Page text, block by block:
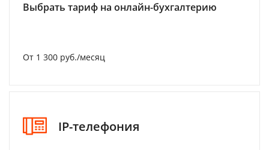
Выбрать тариф на онлайн-бухгалтерию
От 1 300 руб./месяц
IP-телефония